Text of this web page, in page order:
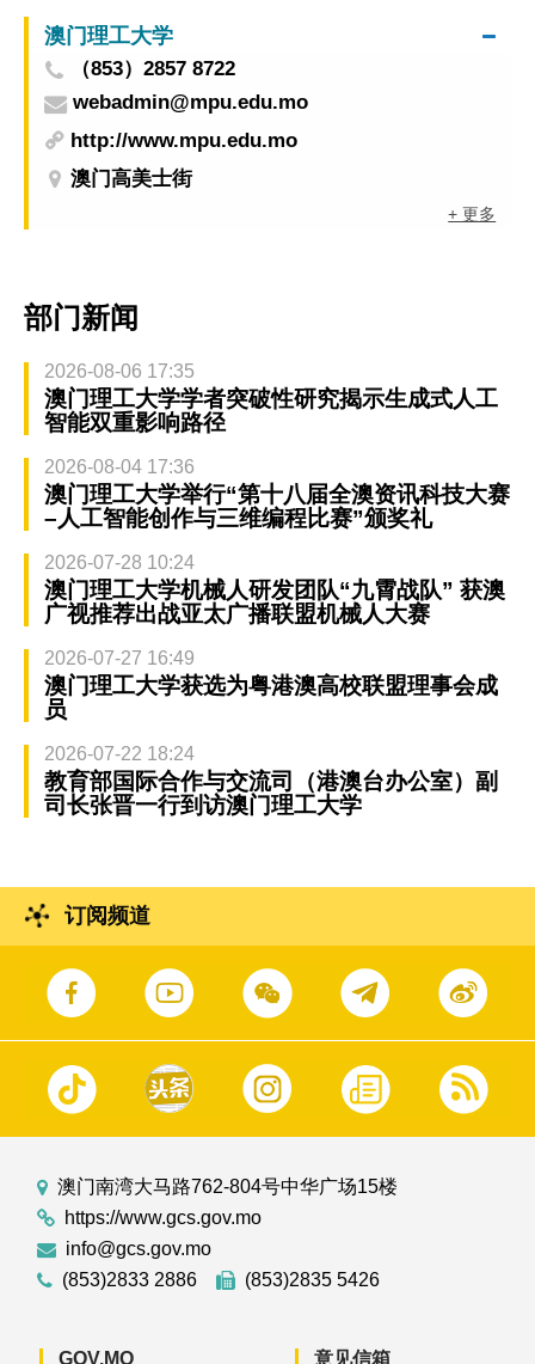
澳门理工大学
（853）2857 8722
webadmin@mpu.edu.mo
http://www.mpu.edu.mo
澳门高美士街
+ 更多
部门新闻
2026-08-06 17:35
澳门理工大学学者突破性研究揭示生成式人工
智能双重影响路径
2026-08-04 17:36
澳门理工大学举行“第十八届全澳资讯科技大赛
–人工智能创作与三维编程比赛”颁奖礼
2026-07-28 10:24
澳门理工大学机械人研发团队“九霄战队” 获澳
广视推荐出战亚太广播联盟机械人大赛
2026-07-27 16:49
澳门理工大学获选为粤港澳高校联盟理事会成
员
2026-07-22 18:24
教育部国际合作与交流司（港澳台办公室）副
司长张晋一行到访澳门理工大学
订阅频道
澳门南湾大马路762-804号中华广场15楼
https://www.gcs.gov.mo
info@gcs.gov.mo
(853)2833 2886
(853)2835 5426
GOV.MO 意见信箱